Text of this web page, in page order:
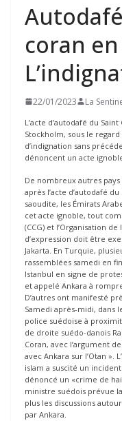
coran
22/01/2023 La
L’acte d’autodafé du
Stockholm, sous le
d’indignation sans
dénoncent un acte
De nombreux autres
après l’acte d’autodafé
saoudite, les Émirats
cet acte ignoble, tout
(CCG) et l’Organisation
d’expression doit être
Jakarta. En Turquie,
rassemblées samedi en
Istanbul en signe de
et appelé Ankara à
D’autres ont manifesté
Samedi après-midi, dans
police suédoise à
de droite suédo-danois
Coran, avec l’argument
avec Ankara sur l’Otan ».
islam a suscité un
dénoncé un «crime de
ministre suédois prévue
plus les discussions
par Ankara.